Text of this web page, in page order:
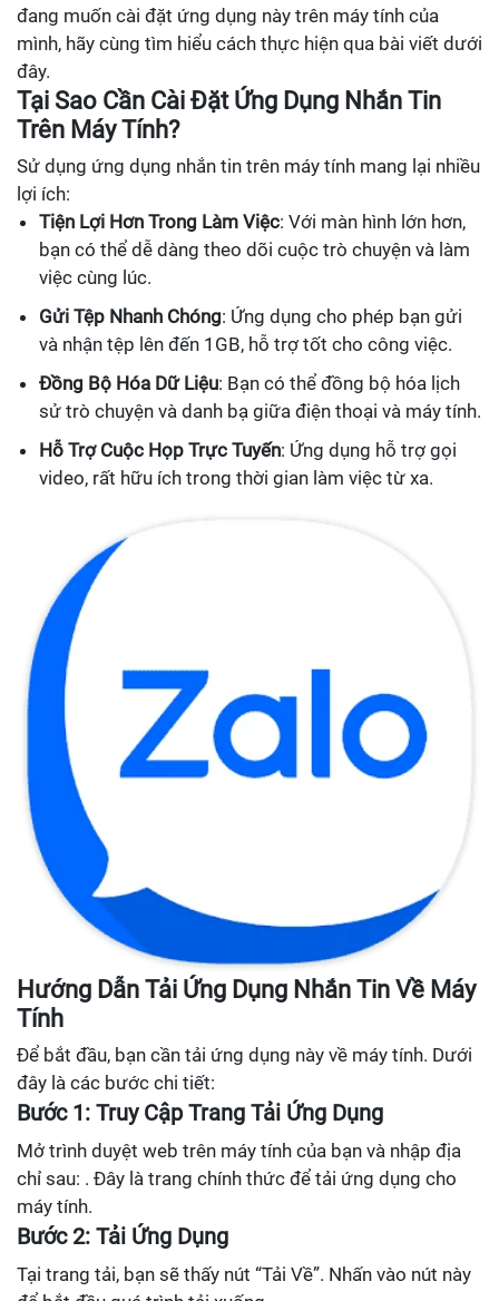
đang muốn cài đặt ứng dụng này trên máy tính của
mình, hãy cùng tìm hiểu cách thực hiện qua bài viết dưới
đây.
Tại Sao Cần Cài Đặt Ứng Dụng Nhắn Tin
Trên Máy Tính?
Sử dụng ứng dụng nhắn tin trên máy tính mang lại nhiều
lợi ích:
Tiện Lợi Hơn Trong Làm Việc: Với màn hình lớn hơn,
bạn có thể dễ dàng theo dõi cuộc trò chuyện và làm
việc cùng lúc.
Gửi Tệp Nhanh Chóng: Ứng dụng cho phép bạn gửi
và nhận tệp lên đến 1GB, hỗ trợ tốt cho công việc.
Đồng Bộ Hóa Dữ Liệu: Bạn có thể đồng bộ hóa lịch
sử trò chuyện và danh bạ giữa điện thoại và máy tính.
Hỗ Trợ Cuộc Họp Trực Tuyến: Ứng dụng hỗ trợ gọi
video, rất hữu ích trong thời gian làm việc từ xa.
Hướng Dẫn Tải Ứng Dụng Nhắn Tin Về Máy
Tính
Để bắt đầu, bạn cần tải ứng dụng này về máy tính. Dưới
đây là các bước chi tiết:
Bước 1: Truy Cập Trang Tải Ứng Dụng
Mở trình duyệt web trên máy tính của bạn và nhập địa
chỉ sau: . Đây là trang chính thức để tải ứng dụng cho
máy tính.
Bước 2: Tải Ứng Dụng
Tại trang tải, bạn sẽ thấy nút “Tải Về”. Nhấn vào nút này